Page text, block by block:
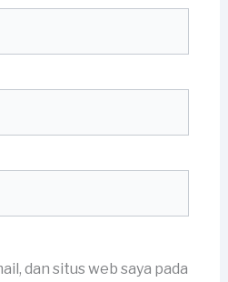
dan situs web saya pada